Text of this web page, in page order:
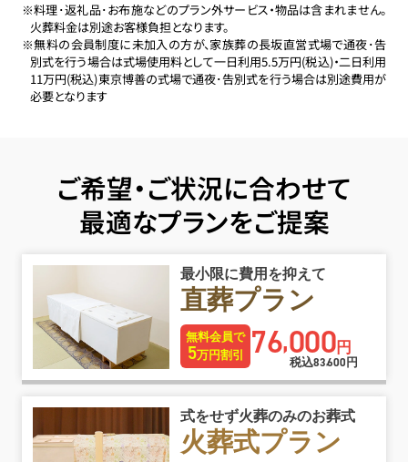
※料理･返礼品･お布施などのプラン外サービス・物品は含まれません。
火葬料金は別途お客様負担となります。
※無料の会員制度に未加入の方が、家族葬の長坂直営式場で通夜･告
別式を行う場合は式場使用料として一日利用5.5万円(税込)・二日利用
11万円(税込)東京博善の式場で通夜･告別式を行う場合は別途費用が
必要となります
ご希望・ご状況に合わせて
最適なプランをご提案
最小限に費用を抑えて
直葬プラン
無料会員で
5万円割引 76,000円
税込83,600円
式をせず火葬のみのお葬式
火葬式プラン